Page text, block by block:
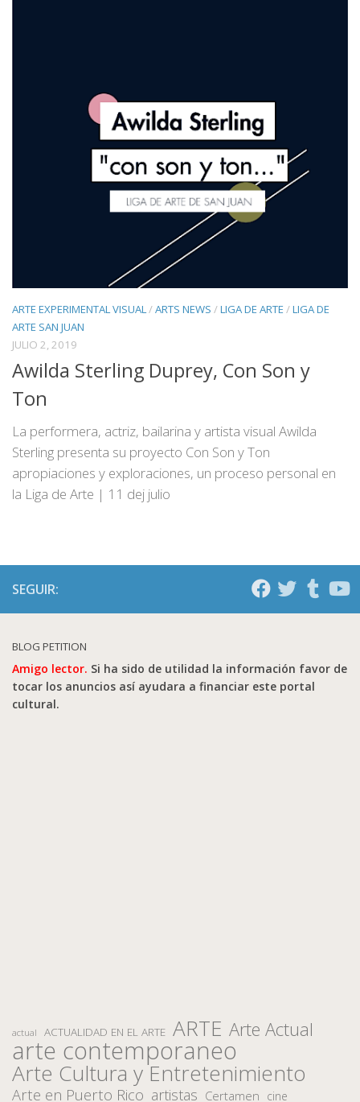
ARTE EXPERIMENTAL VISUAL/ARTS NEWS /LIGA DE ARTE /LIGA DE
ARTE SAN JUAN
JULIO 2, 2019
Awilda Sterling Duprey, Con Son y
Ton
La performera, actriz, bailarina y artista visual Awilda
Sterling presenta su proyecto Con Son y Ton
apropiaciones y exploraciones, un proceso personal en
la Liga de Arte | 11 dej julio
SEGUIR:
BLOG PETITION
Amigo lector. Si ha sido de utilidad la información favor de
tocar los anuncios así ayudara a financiar este portal
cultural.
actual ACTUALIDAD EN EL ARTE ARTE Arte Actual
arte contemporaneo
Arte Cultura y Entretenimiento
Arte en Puerto Rico artistas Certamen cine